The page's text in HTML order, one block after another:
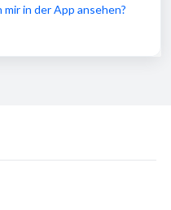
in der App ansehen?